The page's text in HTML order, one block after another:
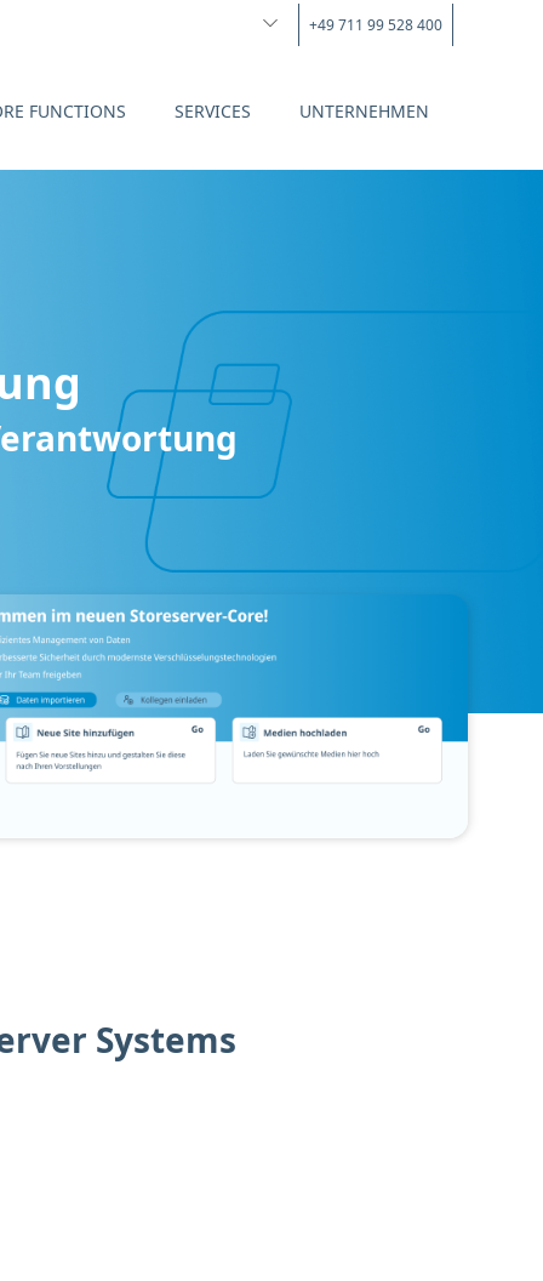
+49 711 99 528 400
FUNCTIONS SERVICES UNTERNEHMEN
Systems